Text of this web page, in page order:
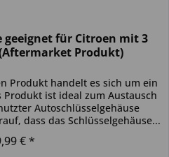
geeignet für Citroen mit 3
Produkt)
Produkt handelt es sich um ein
Produkt ist ideal zum Austausch
Autoschlüsselgehäuse
dass das Schlüsselgehäuse...
€ *